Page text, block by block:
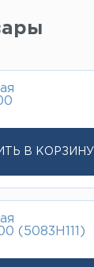
В КОРЗИНУ
(5083H111)